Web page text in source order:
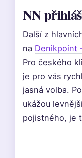
NN
Další z
na Denikpoint
Pro českého
je pro vás
jasná volba.
ukážou
pojistného, je